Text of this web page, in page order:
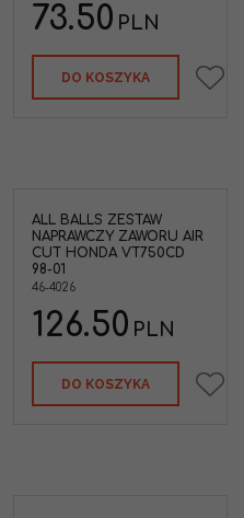
73.50 PLN
DO KOSZYKA
ALL BALLS ZESTAW
NAPRAWCZY ZAWORU AIR
CUT HONDA VT750CD
98-01
46-4026
126.50 PLN
DO KOSZYKA